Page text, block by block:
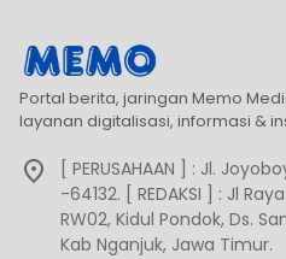
Portal berita, jaringan Memo
layanan digitalisasi, informasi &
[ PERUSAHAAN ] : Jl.
-64132. [ REDAKSI ] : Jl
RW02, Kidul Pondok, Ds.
Kab Nganjuk, Jawa Timur.